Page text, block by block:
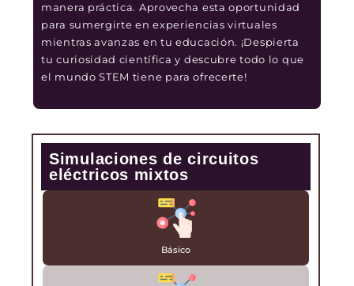
manera práctica. Aprovecha esta oportunidad
para sumergirte en experiencias virtuales
mientras avanzas en tu educación. ¡Despierta
tu curiosidad científica y descubre todo lo que
el mundo STEM tiene para ofrecerte!
Simulaciones de circuitos
eléctricos mixtos
Básico